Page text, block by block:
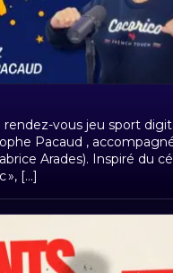
vous jeu sport
Pacaud ,
Arades). Inspiré du
», [...]